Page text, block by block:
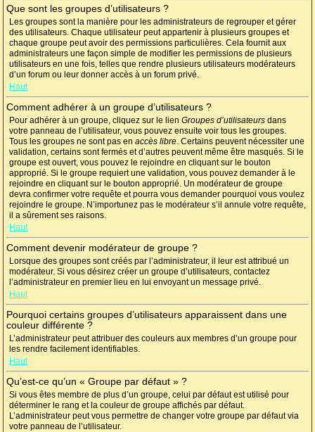
Que sont les groupes d’utilisateurs ?
Les groupes sont la manière pour les administrateurs de regrouper et gérer
des utilisateurs. Chaque utilisateur peut appartenir à plusieurs groupes et
chaque groupe peut avoir des permissions particulières. Cela fournit aux
administrateurs une façon simple de modifier les permissions de plusieurs
utilisateurs en une fois, telles que rendre plusieurs utilisateurs modérateurs
d’un forum ou leur donner accès à un forum privé.
Haut
Comment adhérer à un groupe d’utilisateurs ?
Pour adhérer à un groupe, cliquez sur le lien Groupes d’utilisateurs dans
votre panneau de l’utilisateur, vous pouvez ensuite voir tous les groupes.
Tous les groupes ne sont pas en accès libre. Certains peuvent nécessiter une
validation, certains sont fermés et d’autres peuvent même être masqués. Si le
groupe est ouvert, vous pouvez le rejoindre en cliquant sur le bouton
approprié. Si le groupe requiert une validation, vous pouvez demander à le
rejoindre en cliquant sur le bouton approprié. Un modérateur de groupe
devra confirmer votre requête et pourra vous demander pourquoi vous voulez
rejoindre le groupe. N’importunez pas le modérateur s’il annule votre requête,
il a sûrement ses raisons.
Haut
Comment devenir modérateur de groupe ?
Lorsque des groupes sont créés par l’administrateur, il leur est attribué un
modérateur. Si vous désirez créer un groupe d’utilisateurs, contactez
l’administrateur en premier lieu en lui envoyant un message privé.
Haut
Pourquoi certains groupes d’utilisateurs apparaissent dans une
couleur différente ?
L’administrateur peut attribuer des couleurs aux membres d’un groupe pour
les rendre facilement identifiables.
Haut
Qu’est-ce qu’un « Groupe par défaut » ?
Si vous êtes membre de plus d’un groupe, celui par défaut est utilisé pour
déterminer le rang et la couleur de groupe affichés par défaut.
L’administrateur peut vous permettre de changer votre groupe par défaut via
votre panneau de l’utilisateur.